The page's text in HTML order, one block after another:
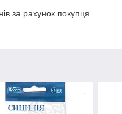
за рахунок покупця